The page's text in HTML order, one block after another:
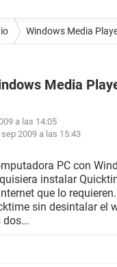
Windows Media
Media
a las 14:05
sep 2009 a las 15:43
PC con
instalar
que lo
sin desintalar el